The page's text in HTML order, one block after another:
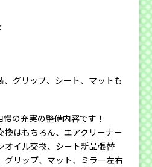
グリップ、シート、マットも
の充実の整備内容です！
換はもちろん、エアクリーナー
オイル交換、シート新品張替
グリップ、マット、ミラー左右